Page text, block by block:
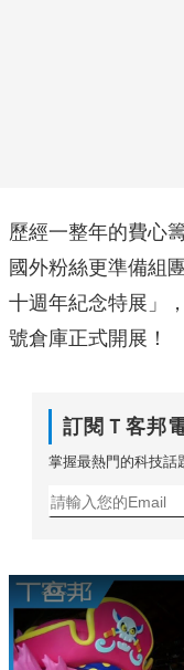
歷經一整年的費心
國外粉絲更準備組
十週年紀念特展」
號倉庫正式開展！
訂閱Ｔ客邦
掌握最熱門的科技話